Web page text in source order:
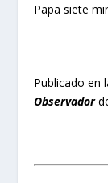
Papa siete
Publicado en
Observador